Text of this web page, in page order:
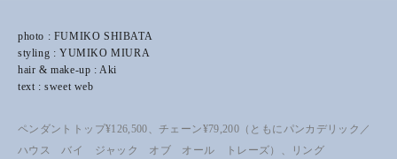
photo : FUMIKO SHIBATA
styling : YUMIKO MIURA
hair & make-up : Aki
text : sweet web
ペンダントトップ¥126,500、チェーン¥79,200（ともにパンカデリック／
ハウス バイ ジャック オブ オール トレーズ）、リング